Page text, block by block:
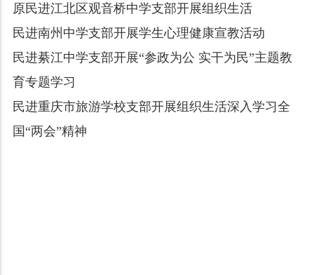
原民进江北区观音桥中学支部开展组织生活
民进南州中学支部开展学生心理健康宣教活动
民进綦江中学支部开展“参政为公 实干为民”主题教
育专题学习
民进重庆市旅游学校支部开展组织生活深入学习全
国“两会”精神